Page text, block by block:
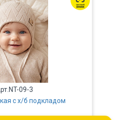
09-3
с х/б подкладом